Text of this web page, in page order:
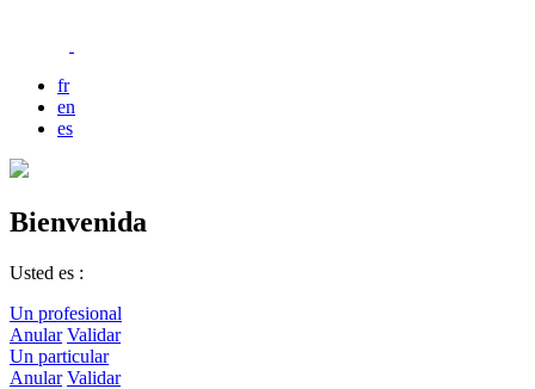
fr
en
es
Bienvenida
Usted es :
Un profesional
Anular Validar
Un particular
Anular Validar